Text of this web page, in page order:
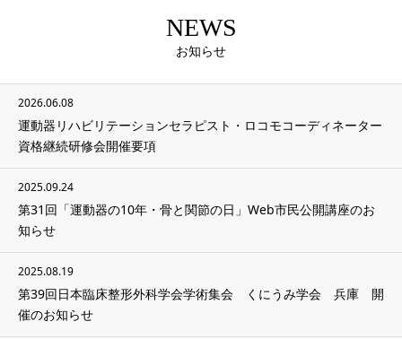
NEWS
お知らせ
2026.06.08
運動器リハビリテーションセラピスト・ロコモコーディネーター
資格継続研修会開催要項
2025.09.24
第31回「運動器の10年・骨と関節の日」Web市民公開講座のお
知らせ
2025.08.19
第39回日本臨床整形外科学会学術集会 くにうみ学会 兵庫 開
催のお知らせ